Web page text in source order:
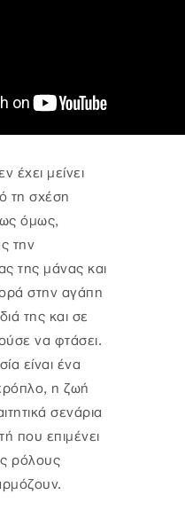
έχει μείνει
τη σχέση
όμως,
την
της μάνας και
στην αγάπη
της και σε
να φτάσει.
είναι ένα
η ζωή
σενάρια
που επιμένει
ρόλους